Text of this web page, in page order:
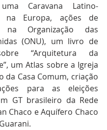
Caravana Latino-
na Europa, ações de
na Organização das
(ONU), um livro de
“Arquitetura da
um Atlas sobre a Igreja
da Casa Comum, criação
para as eleições
GT brasileiro da Rede
Chaco e Aquífero Chaco